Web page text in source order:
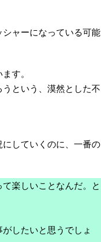
ャーになっている可能
す。
という、漠然とした不
していくのに、一番の
楽しいことなんだ。と
したいと思うでしょ